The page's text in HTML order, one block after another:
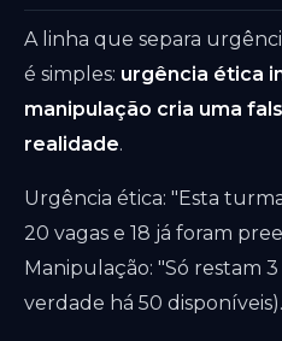
A linha que separa
é simples: urgência ética
manipulação cria uma
realidade.
Urgência ética: "Esta
20 vagas e 18 já foram
Manipulação: "Só restam
verdade há 50 disponíveis).